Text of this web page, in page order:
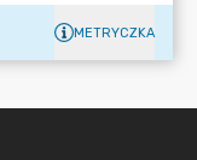
METRYCZKA